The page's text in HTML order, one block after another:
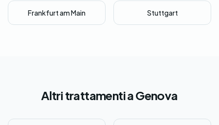
Frankfurt am Main Stuttgart
Altri trattamenti a Genova